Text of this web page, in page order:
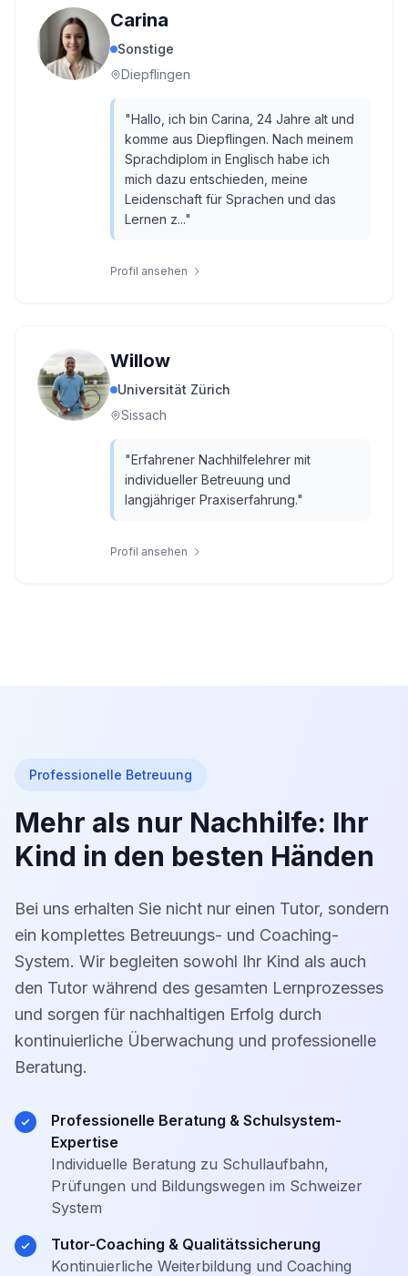
Carina
Sonstige
Diepflingen
"Hallo, ich bin Carina, 24 Jahre alt und
komme aus Diepflingen. Nach meinem
Sprachdiplom in Englisch habe ich
mich dazu entschieden, meine
Leidenschaft für Sprachen und das
Lernen z..."
Profil ansehen
Willow
Universität Zürich
Sissach
"Erfahrener Nachhilfelehrer mit
individueller Betreuung und
langjähriger Praxiserfahrung."
Profil ansehen
Professionelle Betreuung
Mehr als nur Nachhilfe: Ihr
Kind in den besten Händen
Bei uns erhalten Sie nicht nur einen Tutor, sondern
ein komplettes Betreuungs- und Coaching-
System. Wir begleiten sowohl Ihr Kind als auch
den Tutor während des gesamten Lernprozesses
und sorgen für nachhaltigen Erfolg durch
kontinuierliche Überwachung und professionelle
Beratung.
Professionelle Beratung & Schulsystem-
Expertise
Individuelle Beratung zu Schullaufbahn,
Prüfungen und Bildungswegen im Schweizer
System
Tutor-Coaching & Qualitätssicherung
Kontinuierliche Weiterbildung und Coaching